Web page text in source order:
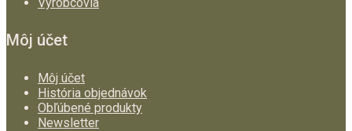
Môj účet
Môj účet
História objednávok
Obľúbené produkty
Newsletter